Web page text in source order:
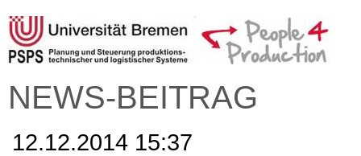
NEWS-BEITRAG
12.12.2014 15:37